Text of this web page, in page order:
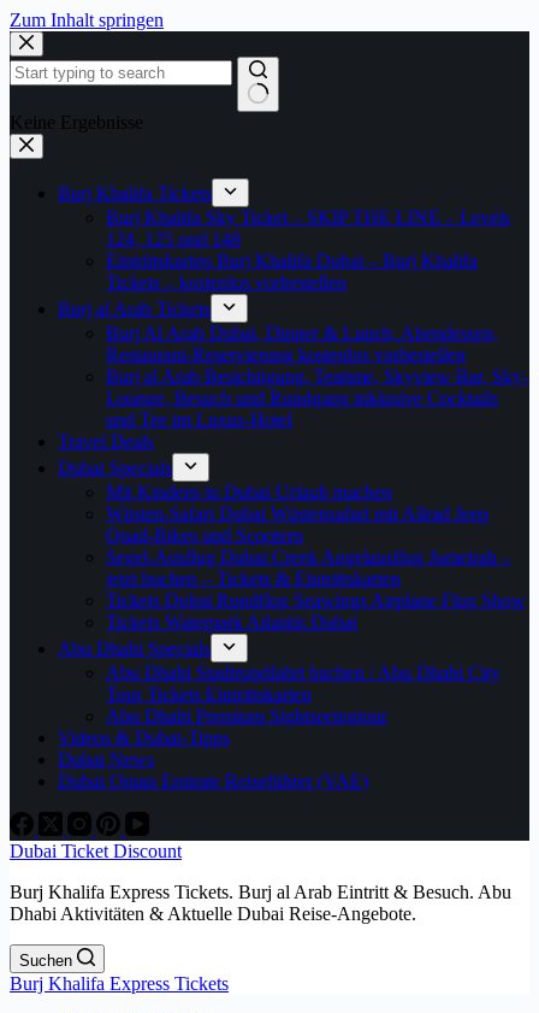
Zum Inhalt springen
Keine Ergebnisse
Burj Khalifa Tickets
Burj Khalifa Sky Ticket – SKIP THE LINE – Levels
124, 125 und 148
Eintrittskarten Burj Khalifa Dubai – Burj Khalifa
Tickets – kostenlos vorbestellen
Burj al Arab Tickets
Burj Al Arab Dubai, Dinner & Lunch, Abendessen,
Restaurant-Reservierung kostenlos vorbestellen
Burj al Arab Besichtigung, Teatime, Skyview Bar, Sky-
Lounge, Besuch und Rundgang inklusive Cocktails
und Tee im Luxus-Hotel
Travel Deals
Dubai Specials
Mit Kindern in Dubai Urlaub machen
Wüsten-Safari Dubai Wüstensafari mit Allrad Jeep
Quad-Bikes und Scootern
Segel-Ausflug Dubai Creek Angelausflug Jumeirah –
jetzt buchen – Tickets & Eintrittskarten
Tickets Dubai Rundflug Seawings Airplane Flug Show
Tickets Waterpark Atlantis Dubai
Abu Dhabi Specials
Abu Dhabi Stadtrundfahrt buchen / Abu Dhabi City
Tour Tickets Eintrittskarten
Abu Dhabi Premium Sightseeingtour
Videos & Dubai-Tipps
Dubai News
Dubai Oman Emirate Reiseführer (VAE)
Dubai Ticket Discount
Burj Khalifa Express Tickets. Burj al Arab Eintritt & Besuch. Abu
Dhabi Aktivitäten & Aktuelle Dubai Reise-Angebote.
Suchen
Burj Khalifa Express Tickets